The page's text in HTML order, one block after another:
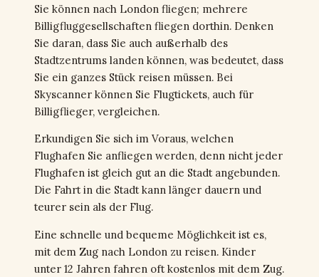
Sie können nach London fliegen; mehrere
Billigfluggesellschaften fliegen dorthin. Denken
Sie daran, dass Sie auch außerhalb des
Stadtzentrums landen können, was bedeutet, dass
Sie ein ganzes Stück reisen müssen. Bei
Skyscanner können Sie Flugtickets, auch für
Billigflieger, vergleichen.
Erkundigen Sie sich im Voraus, welchen
Flughafen Sie anfliegen werden, denn nicht jeder
Flughafen ist gleich gut an die Stadt angebunden.
Die Fahrt in die Stadt kann länger dauern und
teurer sein als der Flug.
Eine schnelle und bequeme Möglichkeit ist es,
mit dem Zug nach London zu reisen. Kinder
unter 12 Jahren fahren oft kostenlos mit dem Zug.